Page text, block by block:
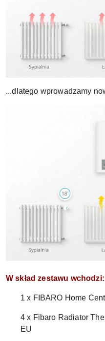
...dlatego wprowadzamy
W skład zestawu wchodzi:
1 x FIBARO Home
4 x Fibaro Radiator
EU